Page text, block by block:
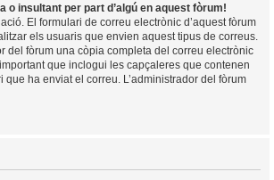
o insultant per part d’algú en aquest fòrum!
El formulari de correu electrònic d’aquest fòrum
els usuaris que envien aquest tipus de correus.
del fòrum una còpia completa del correu electrònic
que inclogui les capçaleres que contenen
que ha enviat el correu. L’administrador del fòrum